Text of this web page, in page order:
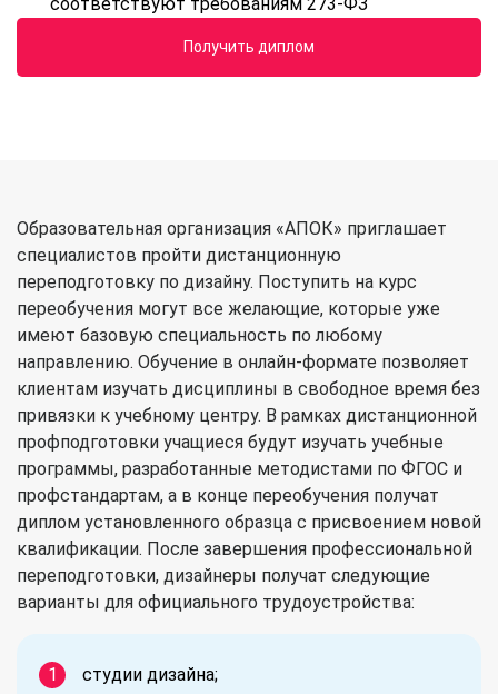
Получить диплом
Образовательная организация «АПОК» приглашает
специалистов пройти дистанционную
переподготовку по дизайну. Поступить на курс
переобучения могут все желающие, которые уже
имеют базовую специальность по любому
направлению. Обучение в онлайн-формате позволяет
клиентам изучать дисциплины в свободное время без
привязки к учебному центру. В рамках дистанционной
профподготовки учащиеся будут изучать учебные
программы, разработанные методистами по ФГОС и
профстандартам, а в конце переобучения получат
диплом установленного образца с присвоением новой
квалификации. После завершения профессиональной
переподготовки, дизайнеры получат следующие
варианты для официального трудоустройства:
студии дизайна;